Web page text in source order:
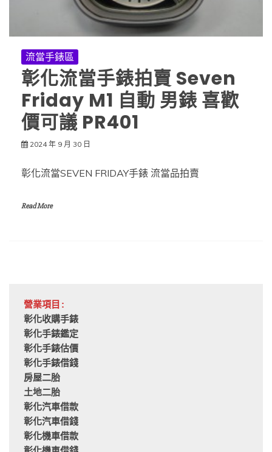
流當手錶區
彰化流當手錶拍賣 Seven
Friday M1 自動 男錶 喜歡
價可議 PR401
2024 年 9 月 30 日
彰化流當SEVEN FRIDAY手錶 流當品拍賣
Read More
營業項目:
彰化收購手錶
彰化手錶鑑定
彰化手錶估價
彰化手錶借錢
房屋二胎
土地二胎
彰化汽車借款
彰化汽車借錢
彰化機車借款